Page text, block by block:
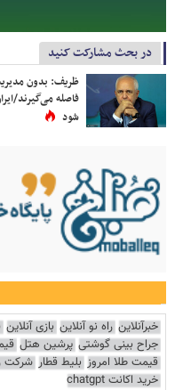
در بحث مشارکت کنید
ظریف: بدون
فاصله می‌گیرند/
شود
خبرآنلاین راه نو آنلاین بازی آنلاین
جراح بینی گوشتی پرشین هتل
قیمت طلا امروز بلیط قطار شرکت
خرید اکانت chatgpt